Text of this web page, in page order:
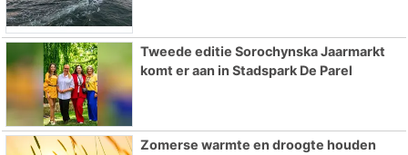
Tweede editie Sorochynska Jaarmarkt
komt er aan in Stadspark De Parel
Zomerse warmte en droogte houden